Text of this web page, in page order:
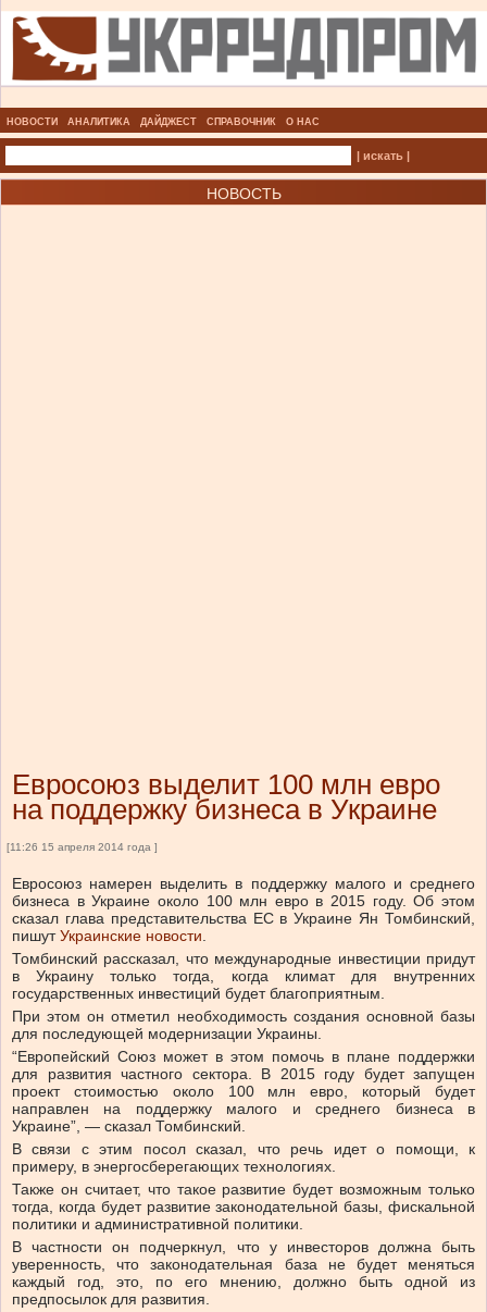
НОВОСТИ АНАЛИТИКА ДАЙДЖЕСТ СПРАВОЧНИК О НАС
| искать |
НОВОСТЬ
Евросоюз выделит 100 млн евро
на поддержку бизнеса в Украине
[11:26 15 апреля 2014 года ]
Евросоюз намерен выделить в поддержку малого и среднего
бизнеса в Украине около 100 млн евро в 2015 году. Об этом
сказал глава представительства ЕС в Украине Ян Томбинский,
пишутУкраинские новости.
Томбинский рассказал, что международные инвестиции придут
в Украину только тогда, когда климат для внутренних
государственных инвестиций будет благоприятным.
При этом он отметил необходимость создания основной базы
для последующей модернизации Украины.
“Европейский Союз может в этом помочь в плане поддержки
для развития частного сектора. В 2015 году будет запущен
проект стоимостью около 100 млн евро, который будет
направлен на поддержку малого и среднего бизнеса в
Украине”, — сказал Томбинский.
В связи с этим посол сказал, что речь идет о помощи, к
примеру, в энергосберегающих технологиях.
Также он считает, что такое развитие будет возможным только
тогда, когда будет развитие законодательной базы, фискальной
политики и административной политики.
В частности он подчеркнул, что у инвесторов должна быть
уверенность, что законодательная база не будет меняться
каждый год, это, по его мнению, должно быть одной из
предпосылок для развития.